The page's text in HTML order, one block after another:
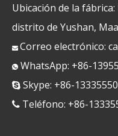
Ubicación de la
distrito de Yushan,
 Correo electrónico:
 WhatsApp: +86-
 Skype: +86-
 Teléfono: +86-